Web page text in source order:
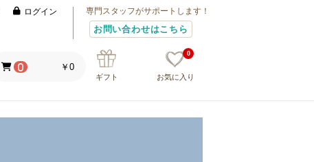
ログイン 専門スタッフがサポートします！
お問い合わせはこちら
ギフト お気に入り
0
0 ￥0